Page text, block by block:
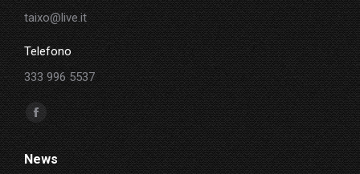
taixo@live.it
Telefono
333 996 5537
Ci puoi trovare su:
Facebook
page
opens
News